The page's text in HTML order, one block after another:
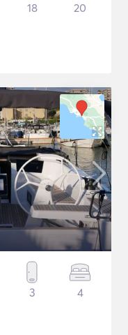
18 20
3 4